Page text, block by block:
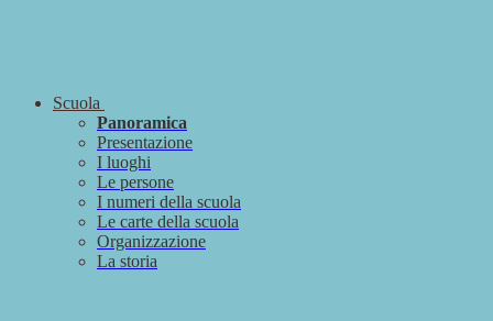
Scuola
Panoramica
Presentazione
I luoghi
Le persone
I numeri della scuola
Le carte della scuola
Organizzazione
La storia